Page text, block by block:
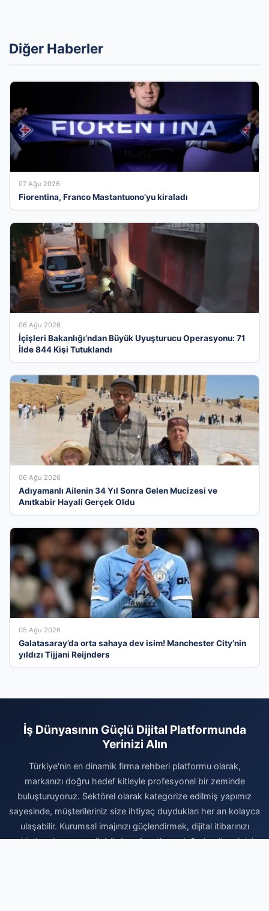
Diğer Haberler
07 Ağu 2026
Fiorentina, Franco Mastantuono’yu kiraladı
06 Ağu 2026
İçişleri Bakanlığı’ndan Büyük Uyuşturucu Operasyonu: 71
İlde 844 Kişi Tutuklandı
06 Ağu 2026
Adıyamanlı Ailenin 34 Yıl Sonra Gelen Mucizesi ve
Anıtkabir Hayali Gerçek Oldu
05 Ağu 2026
Galatasaray’da orta sahaya dev isim! Manchester City’nin
yıldızı Tijjani Reijnders
İş Dünyasının Güçlü Dijital Platformunda
Yerinizi Alın
Türkiye'nin en dinamik firma rehberi platformu olarak,
markanızı doğru hedef kitleyle profesyonel bir zeminde
buluşturuyoruz. Sektörel olarak kategorize edilmiş yapımız
sayesinde, müşterileriniz size ihtiyaç duydukları her an kolayca
ulaşabilir. Kurumsal imajınızı güçlendirmek, dijital itibarınızı
pekiştirmek ve organik büyüme fırsatlarını değerlendirmek için